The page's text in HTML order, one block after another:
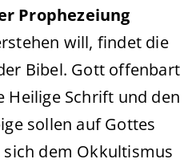
Prophezeiung
will, findet die
Bibel. Gott offenbart
Heilige Schrift und den
sollen auf Gottes
dem Okkultismus